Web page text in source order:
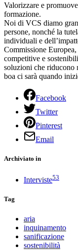
Valorizzare e
formazione.
Noi di VCS diamo
persone, nonché la
individuali e
Commissione
competitive e
soluzioni che riducono
boa ci sarà quando
Facebook
Twitter
Pinterest
Email
Archiviato in
Interviste53
Tag
aria
inquinamento
sanificazione
sostenibilità